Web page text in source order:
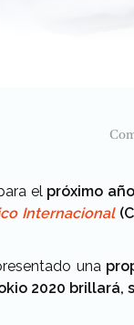
el próximo
Internacional
una
2020 brillará,